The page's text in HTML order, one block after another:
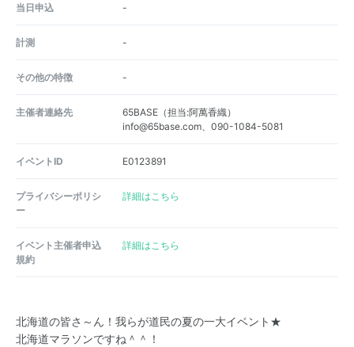
当日申込 -
計測 -
その他の特徴 -
主催者連絡先
65BASE（担当:阿萬香織）
info@65base.com、090-1084-5081
イベントID E0123891
プライバシーポリシ
ー
詳細はこちら
イベント主催者申込
規約
詳細はこちら
北海道の皆さ～ん！我らが道民の夏の一大イベント★
北海道マラソンですね＾＾！